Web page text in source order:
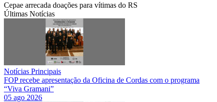
Cepae arrecada doações para vítimas do RS
Últimas Notícias
Notícias Principais
FOP recebe apresentação da Oficina de Cordas com o programa
“Viva Gramani”
05 ago 2026